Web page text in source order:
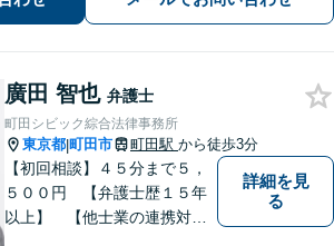
廣田 智也 弁護士
町田シビック綜合法律事務所
東京都|町田市 町田駅 から徒歩3分
【初回相談】４５分まで５，
５００円 【弁護士歴１５年
以上】 【他士業の連携対
詳細を見
る